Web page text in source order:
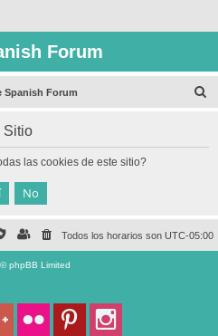
Forum
Spanish Forum
Sitio
las cookies de este sitio?
Todos los horarios son UTC-05:00
phpBB Limited